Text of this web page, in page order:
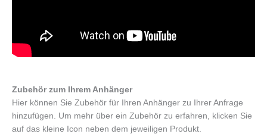
Zubehör zum Ihrem Anhänger
Hier können Sie Zubehör für Ihren Anhänger zu Ihrer Anfrage
hinzufügen. Um mehr über ein Zubehör zu erfahren, klicken Sie
auf das kleine Icon neben dem jeweiligen Produkt.